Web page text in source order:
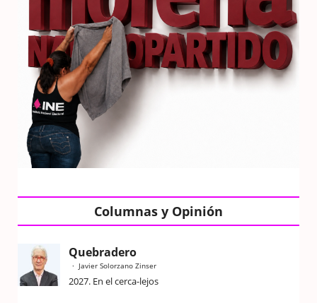
Columnas y Opinión
Quebradero
Javier Solorzano Zinser
2027. En el cerca-lejos